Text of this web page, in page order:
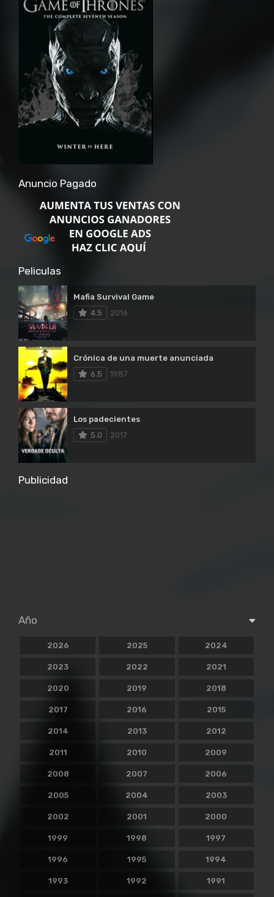
Anuncio Pagado
Peliculas
Mafia Survival Game
4.5
2016
Crónica de una muerte anunciada
6.5
1987
Los padecientes
5.0
2017
Publicidad
Año
2026 2025 2024
2023 2022 2021
2020 2019 2018
2017 2016 2015
2014 2013 2012
2011 2010 2009
2008 2007 2006
2005 2004 2003
2002 2001 2000
1999 1998 1997
1996 1995 1994
1993 1992 1991